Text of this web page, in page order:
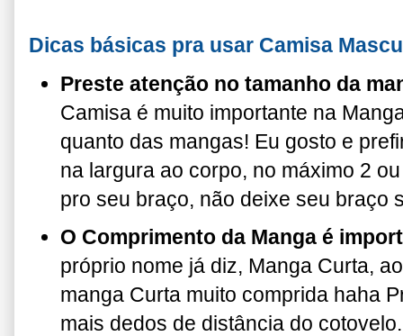
Dicas básicas pra usar Camisa
Preste atenção no tamanho da
Camisa é muito importante na
quanto das mangas! Eu gosto e
na largura ao corpo, no máximo 2
pro seu braço, não deixe seu braço
O Comprimento da Manga é
próprio nome já diz, Manga Curta,
manga Curta muito comprida haha
mais dedos de distância do cotovelo.